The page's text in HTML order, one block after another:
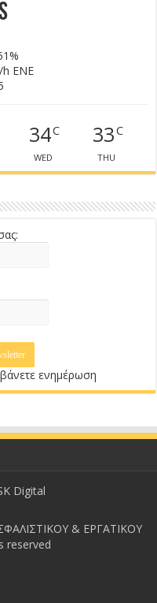
ENE
34C
WED
33C
THU
ενημέρωση
Digital
& ΕΡΓΑΤΙΚΟΥ
reserved